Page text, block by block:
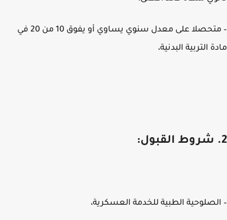
– متحصلا على معدل سنوي يساوي أو يفوق 10 من 20 في
التربية البدنية،
الطبية للخدمة العسكرية،